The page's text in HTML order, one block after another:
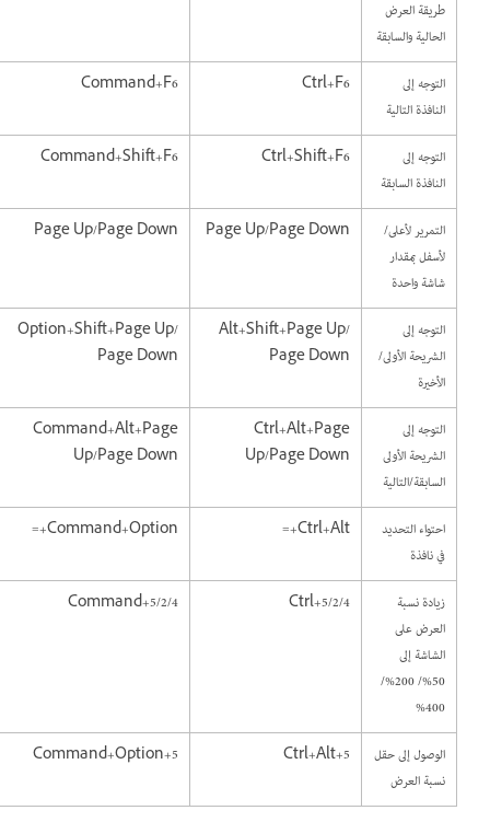
طريقة العرض
الحالية والسابقة
التوجه إلى
النافذة التالية
Ctrl+F6
Command+F6
التوجه إلى
النافذة السابقة
Ctrl+Shift+F6
Command+Shift+F6
التمرير لأعلى/
لأسفل بمقدار
شاشة واحدة
Page Up/Page Down
Page Up/Page Down
التوجه إلى
الشريحة الأولى/
Alt+Shift+Page Up/
Page Down
Option+Shift+Page Up/
Page Down
التوجه إلى
الشريحة الأولى
السابقة/التالية
Ctrl+Alt+Page
Up/Page Down
Command+Alt+Page
Up/Page Down
احتواء التحديد
في نافذة
Ctrl+Alt+=
Command+Option+=
زيادة نسبة
العرض على
الشاشة إلى
50%/ 200%/
Ctrl+5/2/4
Command+5/2/4
الوصول إلى حقل
نسبة العرض
Ctrl+Alt+5
Command+Option+5